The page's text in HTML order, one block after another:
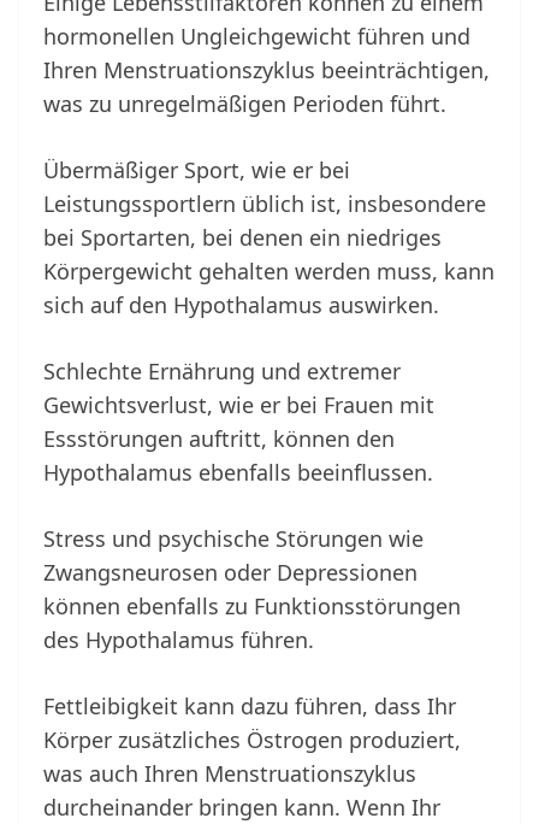
hormonellen Ungleichgewicht führen und
Ihren Menstruationszyklus beeinträchtigen,
was zu unregelmäßigen Perioden führt.
Übermäßiger Sport, wie er bei
Leistungssportlern üblich ist, insbesondere
bei Sportarten, bei denen ein niedriges
Körpergewicht gehalten werden muss, kann
sich auf den Hypothalamus auswirken.
Schlechte Ernährung und extremer
Gewichtsverlust, wie er bei Frauen mit
Essstörungen auftritt, können den
Hypothalamus ebenfalls beeinflussen.
Stress und psychische Störungen wie
Zwangsneurosen oder Depressionen
können ebenfalls zu Funktionsstörungen
des Hypothalamus führen.
Fettleibigkeit kann dazu führen, dass Ihr
Körper zusätzliches Östrogen produziert,
was auch Ihren Menstruationszyklus
durcheinander bringen kann. Wenn Ihr